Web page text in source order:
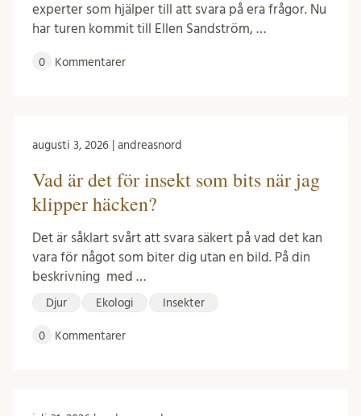
experter som hjälper till att svara på era frågor. Nu
har turen kommit till Ellen Sandström, …
0 Kommentarer
augusti 3, 2026 | andreasnord
Vad är det för insekt som bits när jag
klipper häcken?
Det är såklart svårt att svara säkert på vad det kan
vara för något som biter dig utan en bild. På din
beskrivning med …
Djur Ekologi Insekter
0 Kommentarer